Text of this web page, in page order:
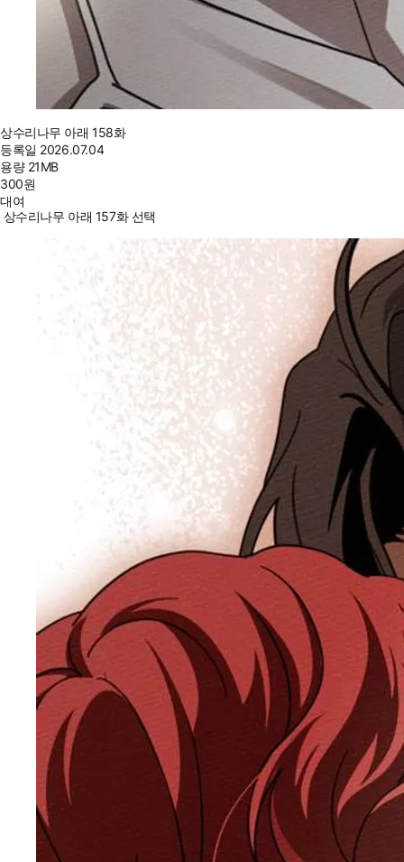
상수리나무 아래 158화
등록일 2026.07.04
용량 21MB
300원
대여
상수리나무 아래 157화 선택